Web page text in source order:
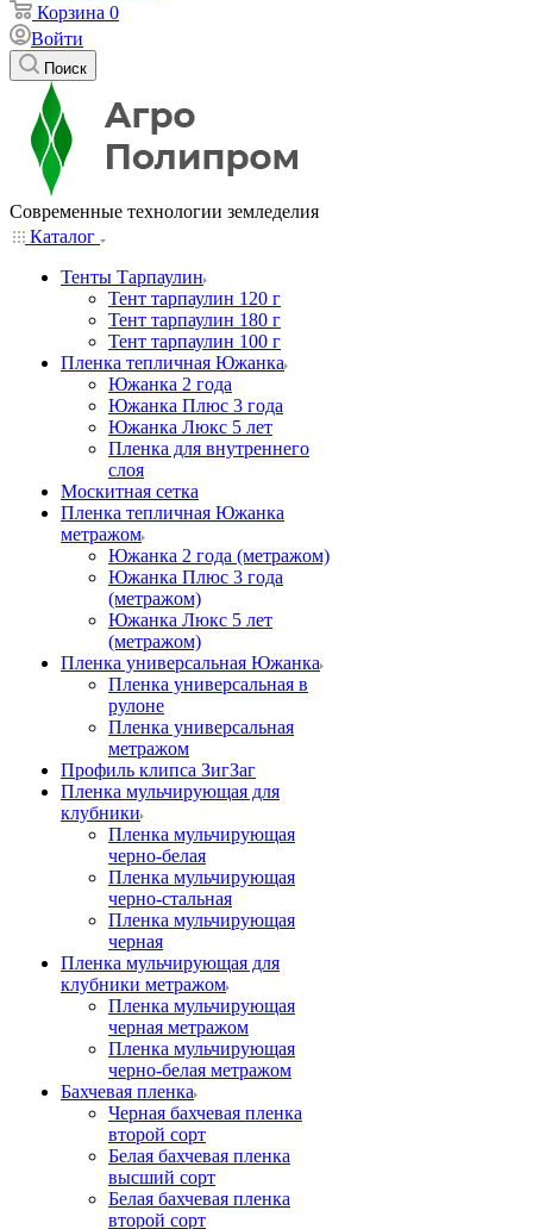
Корзина 0
Войти
Поиск
Современные технологии земледелия
Каталог
Тенты Тарпаулин
Тент тарпаулин 120 г
Тент тарпаулин 180 г
Тент тарпаулин 100 г
Пленка тепличная Южанка
Южанка 2 года
Южанка Плюс 3 года
Южанка Люкс 5 лет
Пленка для внутреннего
слоя
Москитная сетка
Пленка тепличная Южанка
метражом
Южанка 2 года (метражом)
Южанка Плюс 3 года
(метражом)
Южанка Люкс 5 лет
(метражом)
Пленка универсальная Южанка
Пленка универсальная в
рулоне
Пленка универсальная
метражом
Профиль клипса ЗигЗаг
Пленка мульчирующая для
клубники
Пленка мульчирующая
черно-белая
Пленка мульчирующая
черно-стальная
Пленка мульчирующая
черная
Пленка мульчирующая для
клубники метражом
Пленка мульчирующая
черная метражом
Пленка мульчирующая
черно-белая метражом
Бахчевая пленка
Черная бахчевая пленка
второй сорт
Белая бахчевая пленка
высший сорт
Белая бахчевая пленка
второй сорт